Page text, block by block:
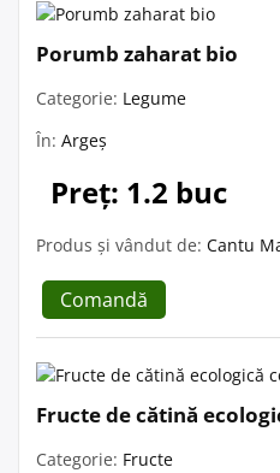
Porumb zaharat bio
Categorie: Legume
În: Argeș
Preț: 1.2 buc
Produs și vândut de: Cantu
Comandă
Fructe de cătină
Categorie: Fructe